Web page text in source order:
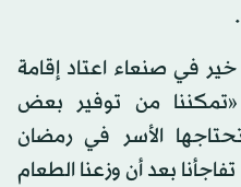
في صنعاء اعتاد إقامة
من توفير بعض
الأسر في رمضان
أسرة لكنا تفاجأنا بعد أن وزعنا الطعام